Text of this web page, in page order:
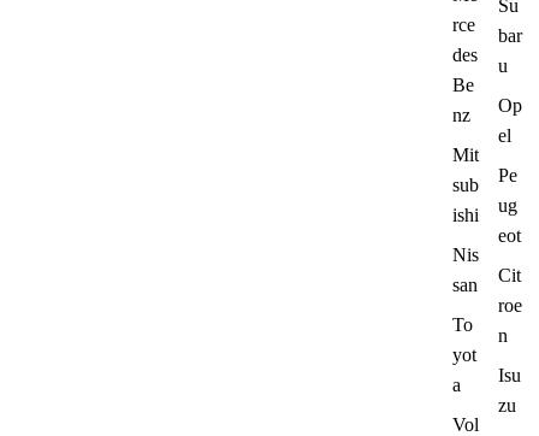
rce
des
Be
nz
Mit
sub
ishi
Nis
san
To
yot
a
Vol
Su
bar
u
Op
el
Pe
ug
eot
Cit
roe
n
Isu
zu